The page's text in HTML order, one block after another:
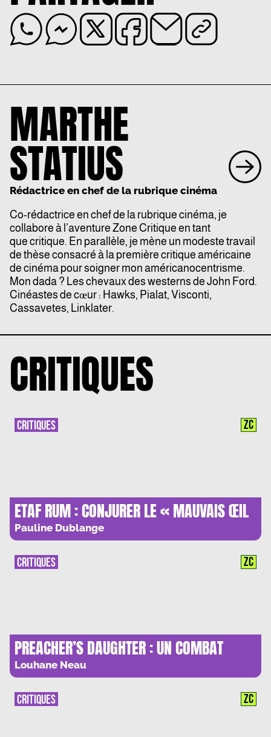
MARTHE
STATIUS
Rédactrice en chef de la rubrique cinéma
Co-rédactrice en chef de la rubrique cinéma, je
collabore à l’aventure Zone Critique en tant
que critique. En parallèle, je mène un modeste travail
de thèse consacré à la première critique américaine
de cinéma pour soigner mon américanocentrisme.
Mon dada ? Les chevaux des westerns de John Ford.
Cinéastes de cœur : Hawks, Pialat, Visconti,
Cassavetes, Linklater.
CRITIQUES
ETAF RUM : CONJURER LE « MAUVAIS ŒIL
»
Pauline Dublange
CRITIQUES ZC
PREACHER’S DAUGHTER : UN COMBAT
CONTRE LES DEMONS DE LA RELIGION
Louhane Neau
CRITIQUES ZC
CRITIQUES ZC